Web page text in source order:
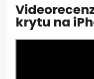
krytu na